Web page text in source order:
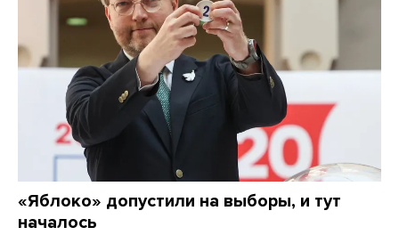
«Яблоко» допустили на выборы, и тут
началось